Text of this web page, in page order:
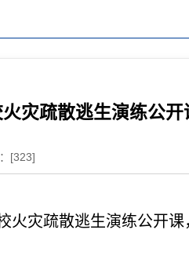
灾疏散逃生演练公开
[323]
火灾疏散逃生演练公开